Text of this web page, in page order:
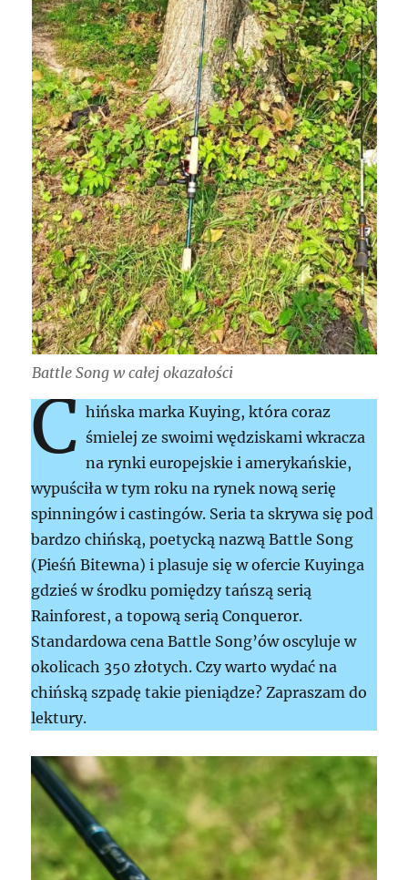
Battle Song w całej okazałości
C hińska marka Kuying, która coraz
śmielej ze swoimi wędziskami wkracza
na rynki europejskie i amerykańskie,
wypuściła w tym roku na rynek nową serię
spinningów i castingów. Seria ta skrywa się pod
bardzo chińską, poetycką nazwą Battle Song
(Pieśń Bitewna) i plasuje się w ofercie Kuyinga
gdzieś w środku pomiędzy tańszą serią
Rainforest, a topową serią Conqueror.
Standardowa cena Battle Song’ów oscyluje w
okolicach 350 złotych. Czy warto wydać na
chińską szpadę takie pieniądze? Zapraszam do
lektury.